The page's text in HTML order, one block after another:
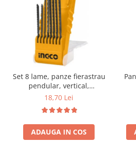
Set 8 lame, panze fierastrau
pendular, vertical,
aluminiu, lemn, metal
18,70 Lei
ADAUGA IN COS